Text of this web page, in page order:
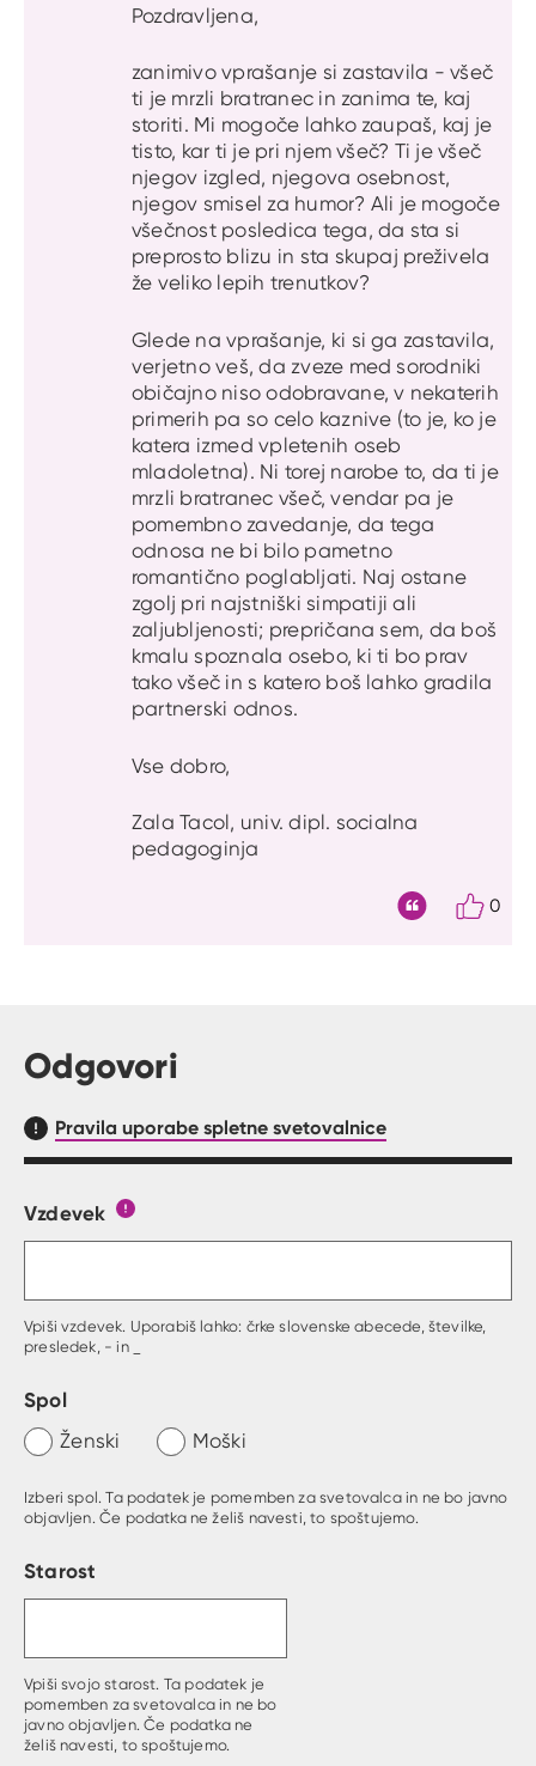
Pozdravljena,
zanimivo vprašanje si zastavila - všeč
ti je mrzli bratranec in zanima te, kaj
storiti. Mi mogoče lahko zaupaš, kaj je
tisto, kar ti je pri njem všeč? Ti je všeč
njegov izgled, njegova osebnost,
njegov smisel za humor? Ali je mogoče
všečnost posledica tega, da sta si
preprosto blizu in sta skupaj preživela
že veliko lepih trenutkov?
Glede na vprašanje, ki si ga zastavila,
verjetno veš, da zveze med sorodniki
običajno niso odobravane, v nekaterih
primerih pa so celo kaznive (to je, ko je
katera izmed vpletenih oseb
mladoletna). Ni torej narobe to, da ti je
mrzli bratranec všeč, vendar pa je
pomembno zavedanje, da tega
odnosa ne bi bilo pametno
romantično poglabljati. Naj ostane
zgolj pri najstniški simpatiji ali
zaljubljenosti; prepričana sem, da boš
kmalu spoznala osebo, ki ti bo prav
tako všeč in s katero boš lahko gradila
partnerski odnos.
Vse dobro,
Zala Tacol, univ. dipl. socialna
pedagoginja
0
Odgovori
Pravila uporabe spletne svetovalnice
Obrazec, kjer lahko zastaviš vprašanje
Vzdevek
Vpiši vzdevek. Uporabiš lahko: črke slovenske abecede, številke,
presledek, - in _
Spol
Ženski Moški
Izberi spol. Ta podatek je pomemben za svetovalca in ne bo javno
objavljen. Če podatka ne želiš navesti, to spoštujemo.
Starost
Vpiši svojo starost. Ta podatek je
pomemben za svetovalca in ne bo
javno objavljen. Če podatka ne
želiš navesti, to spoštujemo.